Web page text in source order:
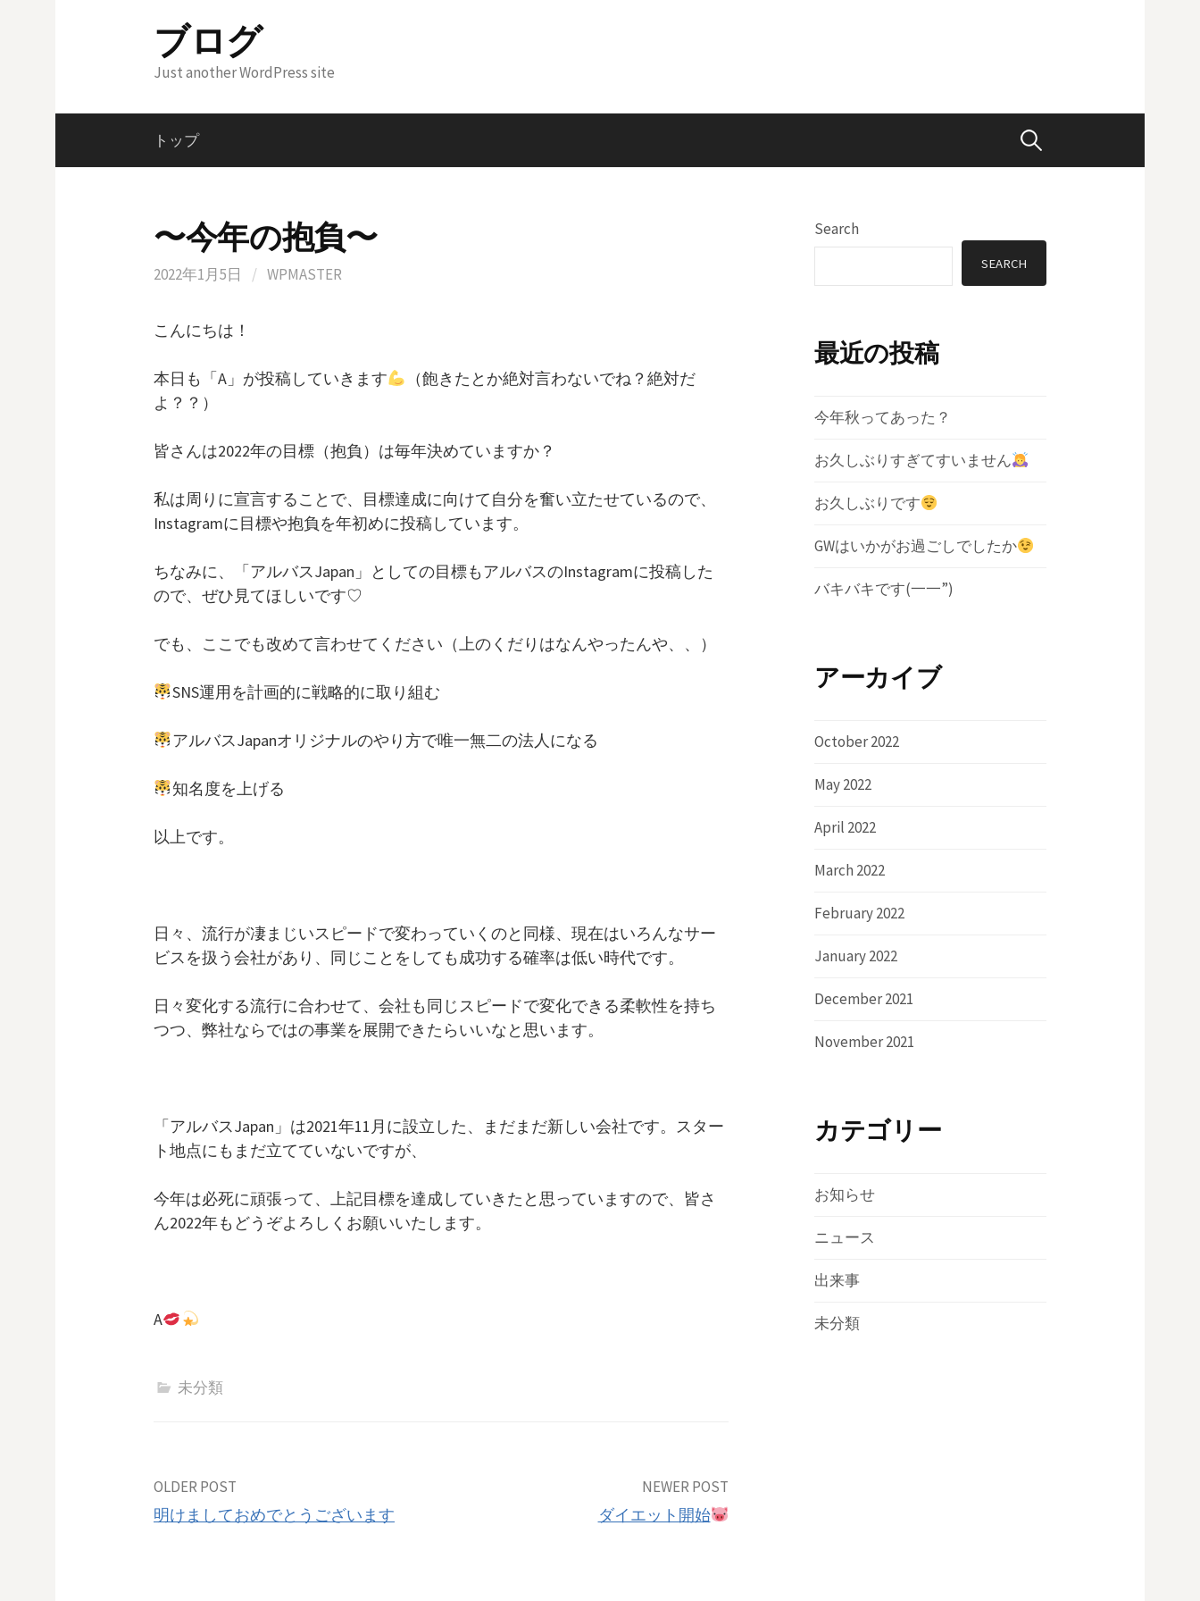
ブログ
Just another WordPress site
トップ Search
〜今年の抱負〜
2022年1月5日 / WPMASTER
こんにちは！
本日も「A」が投稿していきます
（飽きたとか絶対言わないでね？絶対だ
よ？？）
皆さんは2022年の目標（抱負）は毎年決めていますか？
私は周りに宣言することで、目標達成に向けて自分を奮い立たせているので、
Instagramに目標や抱負を年初めに投稿しています。
ちなみに、「アルバスJapan」としての目標もアルバスのInstagramに投稿した
ので、ぜひ見てほしいです♡
でも、ここでも改めて言わせてください（上のくだりはなんやったんや、、）
SNS運用を計画的に戦略的に取り組む
アルバスJapanオリジナルのやり方で唯一無二の法人になる
知名度を上げる
以上です。
日々、流行が凄まじいスピードで変わっていくのと同様、現在はいろんなサー
ビスを扱う会社があり、同じことをしても成功する確率は低い時代です。
日々変化する流行に合わせて、会社も同じスピードで変化できる柔軟性を持ち
つつ、弊社ならではの事業を展開できたらいいなと思います。
「アルバスJapan」は2021年11月に設立した、まだまだ新しい会社です。スター
ト地点にもまだ立てていないですが、
今年は必死に頑張って、上記目標を達成していきたと思っていますので、皆さ
ん2022年もどうぞよろしくお願いいたします。
A
未分類
Post
OLDER POST
明けましておめでとうございます
NEWER POST
ダイエット開始
Search
SEARCH
最近の投稿
今年秋ってあった？
お久しぶりすぎてすいません
お久しぶりです
GWはいかがお過ごしでしたか
バキバキです(一一”)
アーカイブ
October 2022
May 2022
April 2022
March 2022
February 2022
January 2022
December 2021
November 2021
カテゴリー
お知らせ
ニュース
出来事
未分類